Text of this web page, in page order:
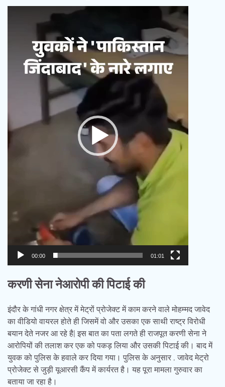
00:00 01:01
करणी सेना नेआरोपी की पिटाई की
इंदौर के गांधी नगर क्षेत्र में मेट्रों प्रोजेक्ट में काम करने वाले मोहम्मद जावेद
का वीडियो वायरल होते ही जिसमें वो और उसका एक साथी राष्ट्र विरोधी
बयान देते नजर आ रहे है| इस बात का पता लगते ही राजपूत करणी सेना ने
आरोपियों की तलाश कर एक को पकड़ लिया और उसकी पिटाई की। बाद में
युवक को पुलिस के हवाले कर दिया गया। पुलिस के अनुसार , जावेद मेट्रो
प्रोजेक्ट से जुड़ी यूआरसी कैंप में कार्यरत है। यह पूरा मामला गुरुवार का
बताया जा रहा है।